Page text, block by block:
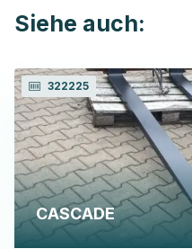
Siehe auch:
322225
CASCADE